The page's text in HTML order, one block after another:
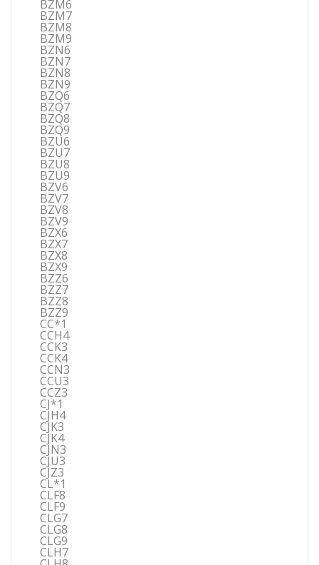
BZM6
BZM7
BZM8
BZM9
BZN6
BZN7
BZN8
BZN9
BZQ6
BZQ7
BZQ8
BZQ9
BZU6
BZU7
BZU8
BZU9
BZV6
BZV7
BZV8
BZV9
BZX6
BZX7
BZX8
BZX9
BZZ6
BZZ7
BZZ8
BZZ9
CC*1
CCH4
CCK3
CCK4
CCN3
CCU3
CCZ3
CJ*1
CJH4
CJK3
CJK4
CJN3
CJU3
CJZ3
CL*1
CLF8
CLF9
CLG7
CLG8
CLG9
CLH7